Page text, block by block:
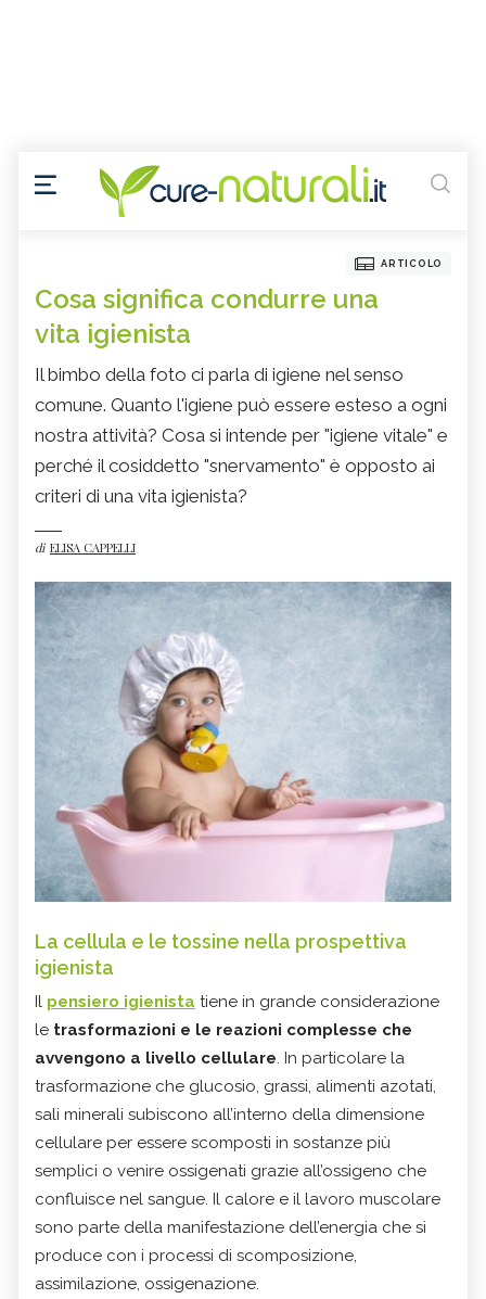
ARTICOLO
Cosa significa condurre una
vita igienista
Il bimbo della foto ci parla di igiene nel senso
comune. Quanto l'igiene può essere esteso a ogni
nostra attività? Cosa si intende per "igiene vitale" e
perché il cosiddetto "snervamento" è opposto ai
criteri di una vita igienista?
di ELISA CAPPELLI
La cellula e le tossine nella prospettiva
igienista
Il pensiero igienista tiene in grande considerazione
le trasformazioni e le reazioni complesse che
avvengono a livello cellulare. In particolare la
trasformazione che glucosio, grassi, alimenti azotati,
sali minerali subiscono all’interno della dimensione
cellulare per essere scomposti in sostanze più
semplici o venire ossigenati grazie all’ossigeno che
confluisce nel sangue. Il calore e il lavoro muscolare
sono parte della manifestazione dell’energia che si
produce con i processi di scomposizione,
assimilazione, ossigenazione.